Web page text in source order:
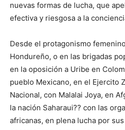
nuevas formas de lucha, que
efectiva y riesgosa a la
Desde el protagonismo
Hondureño, o en las brigadas
en la oposición a Uribe en
pueblo Mexicano, en el Ejercito
Nacional, con Malalai Joya, en
la nación Saharaui?? con las
africanas, en plena lucha por